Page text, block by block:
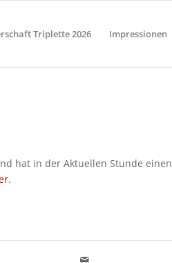
Triplette 2026 Impressionen
hat in der Aktuellen Stunde einen
.